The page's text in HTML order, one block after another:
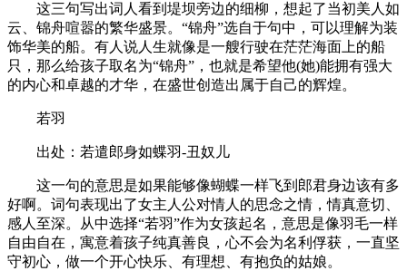
这三句写出词人看到堤坝旁边的细柳，想起了当初美人如
云、锦舟喧嚣的繁华盛景。“锦舟”选自于句中，可以理解为装
饰华美的船。有人说人生就像是一艘行驶在茫茫海面上的船
只，那么给孩子取名为“锦舟”，也就是希望他(她)能拥有强大
的内心和卓越的才华，在盛世创造出属于自己的辉煌。
若羽
出处：若遣郎身如蝶羽-丑奴儿
这一句的意思是如果能够像蝴蝶一样飞到郎君身边该有多
好啊。词句表现出了女主人公对情人的思念之情，情真意切、
感人至深。从中选择“若羽”作为女孩起名，意思是像羽毛一样
自由自在，寓意着孩子纯真善良，心不会为名利俘获，一直坚
守初心，做一个开心快乐、有理想、有抱负的姑娘。